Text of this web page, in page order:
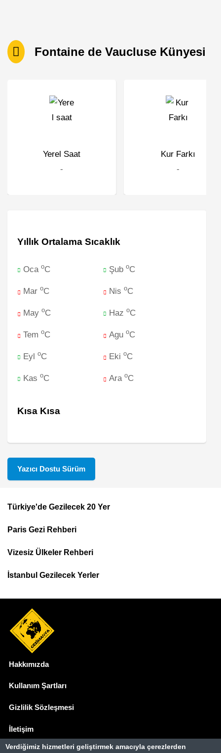
Fontaine de Vaucluse Künyesi
Yerel Saat
-
Kur Farkı
-
Yıllık Ortalama Sıcaklık
Oca oC ŞuboC
Mar oC NisoC
May oC HazoC
Tem oC AguoC
Eyl oC EkioC
Kas oC AraoC
Kısa Kısa
Yazıcı Dostu Sürüm
Top
Menu
Türkiye'de Gezilecek 20 Yer
Paris Gezi Rehberi
Vizesiz Ülkeler Rehberi
İstanbul Gezilecek Yerler
Hakkımızda
Kullanım Şartları
Gizlilik Sözleşmesi
İletişim
Basında Biz
Verdiğimiz hizmetleri geliştirmek amacıyla çerezlerden